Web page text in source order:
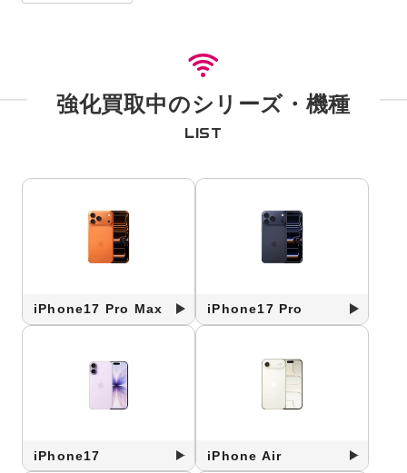
強化買取中のシリーズ・機種
LIST
iPhone17 Pro Max iPhone17 Pro
iPhone17 iPhone Air